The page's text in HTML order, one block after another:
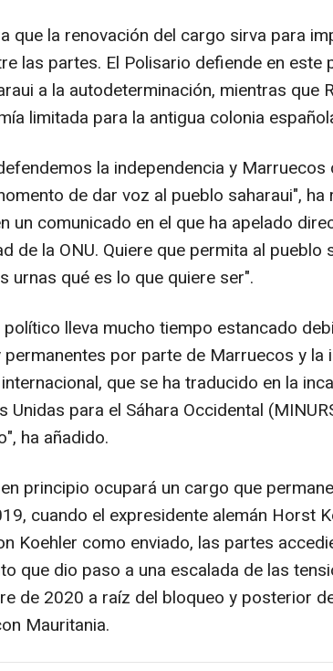
que la renovación del cargo sirva para
las partes. El Polisario defiende en este
a la autodeterminación, mientras que
limitada para la antigua colonia
la independencia y
de dar voz al pueblo saharaui", ha
un comunicado en el que ha apelado
de la ONU. Quiere que permita al pueblo
urnas qué es lo que quiere ser".
lleva mucho tiempo estancado
por parte de Marruecos y la
que se ha traducido en la
Unidas para el Sáhara Occidental
ha añadido.
principio ocupará un cargo que
cuando el expresidente alemán Horst
Koehler como enviado, las partes
que dio paso a una escalada de las
de 2020 a raíz del bloqueo y posterior
Mauritania.